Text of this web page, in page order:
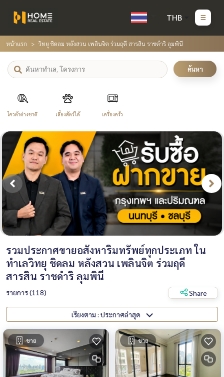
THB
หน้าแรก วิทยุ ชิดลม หลังสวน เพลินจิต ร่วมฤดี สารสิน ราชดำริ ลุมพินี
ค้นหา
โควต้าต่างชาติ เลี้ยงสัตว์ได้ เครื่องครัว
รวมประกาศขายอสังหาริมทรัพย์ทุกประเภท ใน
ทำเลวิทยุ ชิดลม หลังสวน เพลินจิต ร่วมฤดี
สารสิน ราชดำริ ลุมพินี
รายการ (118) Share
เรียงตาม : ประกาศล่าสุด
ขาย ขาย